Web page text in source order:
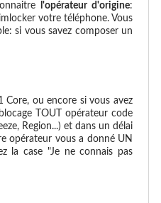
l'opérateur d'origine:
votre téléphone. Vous
si vous savez composer un
ou encore si vous avez
TOUT opérateur code
Region...) et dans un délai
opérateur vous a donné UN
la case "Je ne connais pas